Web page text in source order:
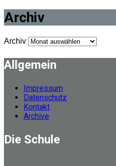
Archiv
Archiv
Allgemein
Impressum
Datenschutz
Kontakt
Archive
Die Schule